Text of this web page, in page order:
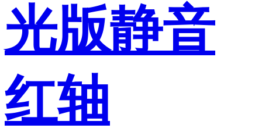
光版静音
红轴